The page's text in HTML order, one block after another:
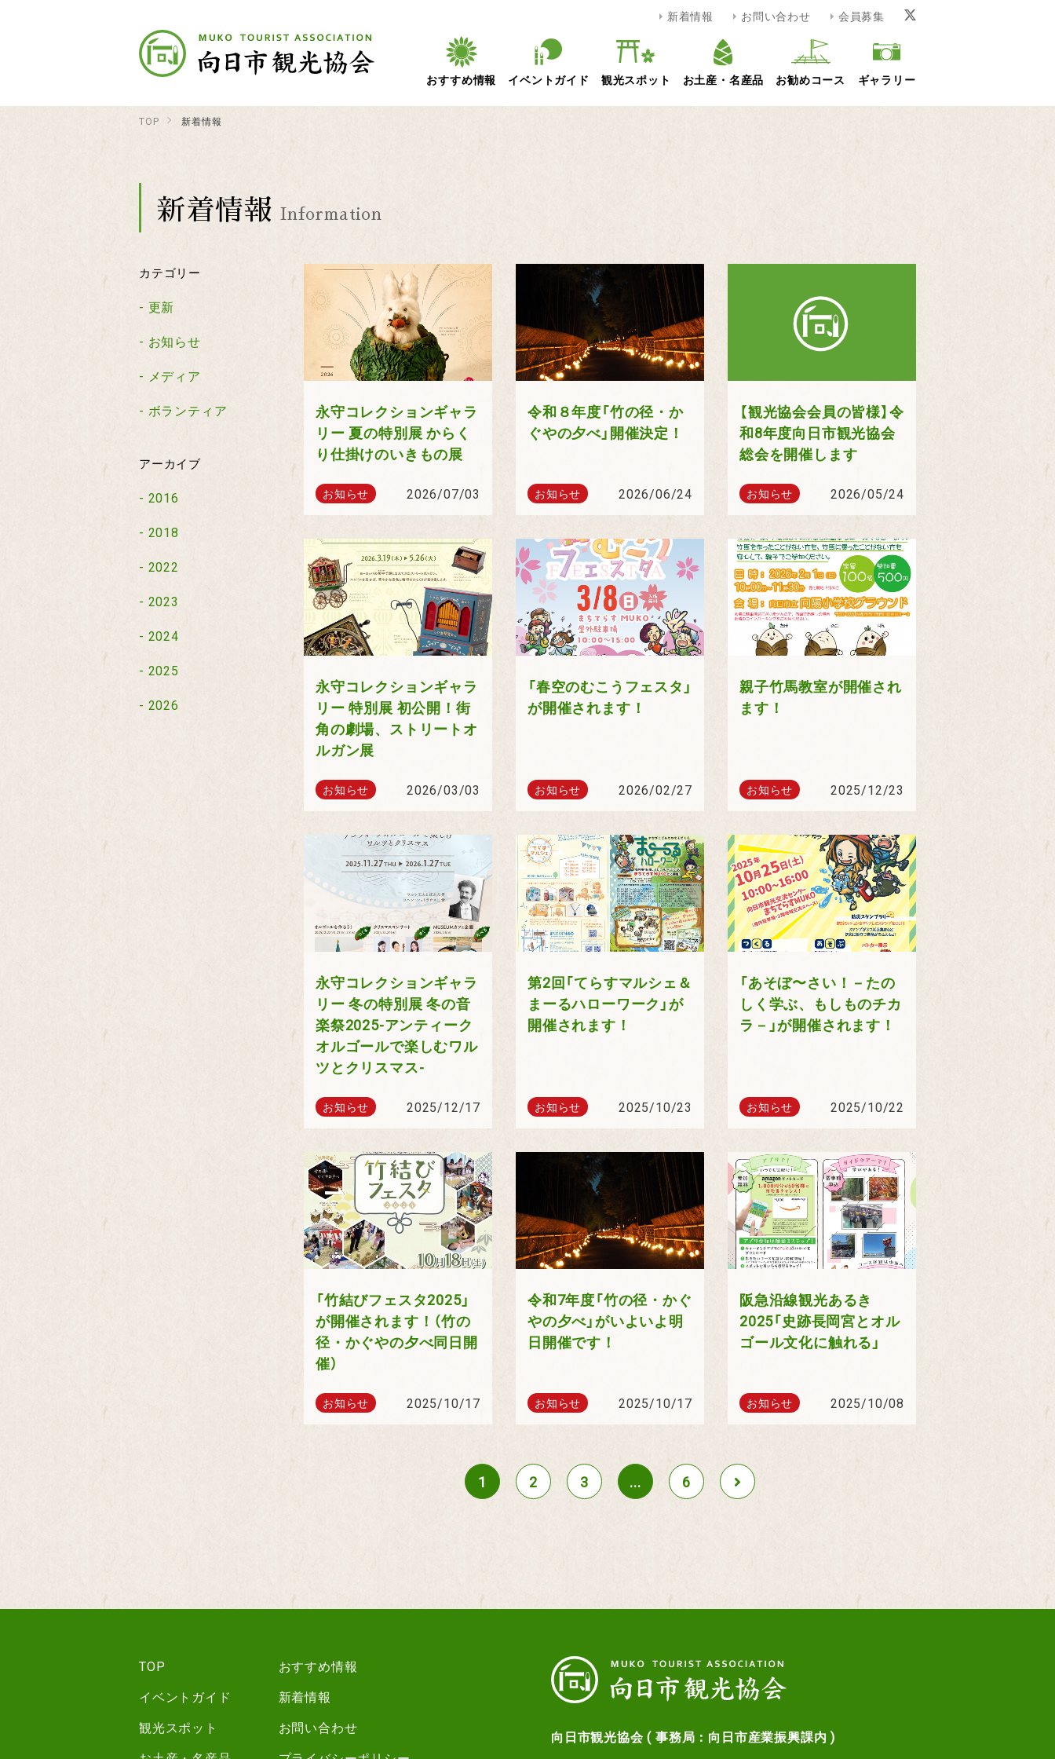
おすすめ情報 イベントガイド 観光スポット お土産・名産品 お勧めコース ギャラリー
新着情報 お問い合わせ 会員募集
TOP 新着情報
新着情報 Information
永守コレクションギャラ
リー 夏の特別展 からく
り仕掛けのいきもの展
お知らせ 2026/07/03
令和８年度「竹の径・か
ぐやの夕べ」開催決定！
お知らせ 2026/06/24
【観光協会会員の皆様】令
和8年度向日市観光協会
総会を開催します
お知らせ 2026/05/24
永守コレクションギャラ
リー 特別展 初公開！街
角の劇場、ストリートオ
ルガン展
お知らせ 2026/03/03
「春空のむこうフェスタ」
が開催されます！
お知らせ 2026/02/27
親子竹馬教室が開催され
ます！
お知らせ 2025/12/23
永守コレクションギャラ
リー 冬の特別展 冬の音
楽祭2025-アンティーク
オルゴールで楽しむワル
ツとクリスマス-
お知らせ 2025/12/17
第2回「てらすマルシェ＆
まーるハローワーク」が
開催されます！
お知らせ 2025/10/23
「あそぼ〜さい！－たの
しく学ぶ、もしものチカ
ラ－」が開催されます！
お知らせ 2025/10/22
「竹結びフェスタ2025」
が開催されます！（竹の
径・かぐやの夕べ同日開
催）
お知らせ 2025/10/17
令和7年度「竹の径・かぐ
やの夕べ」がいよいよ明
日開催です！
お知らせ 2025/10/17
阪急沿線観光あるき
2025「史跡長岡宮とオル
ゴール文化に触れる」
お知らせ 2025/10/08
1 2 3 ... 6
カテゴリー
更新
お知らせ
メディア
ボランティア
アーカイブ
2016
2018
2022
2023
2024
2025
2026
TOP
イベントガイド
観光スポット
おすすめ情報
新着情報
お問い合わせ
向日市観光協会 ( 事務局：向日市産業振興課内 )